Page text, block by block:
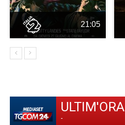
21:05
ULTIM'ORA
-